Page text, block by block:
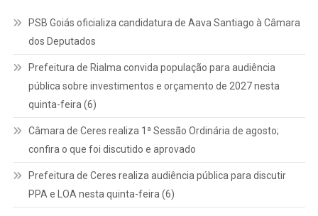
PSB Goiás oficializa candidatura de Aava Santiago à Câmara
dos Deputados
Prefeitura de Rialma convida população para audiência
pública sobre investimentos e orçamento de 2027 nesta
quinta-feira (6)
Câmara de Ceres realiza 1ª Sessão Ordinária de agosto;
confira o que foi discutido e aprovado
Prefeitura de Ceres realiza audiência pública para discutir
PPA e LOA nesta quinta-feira (6)